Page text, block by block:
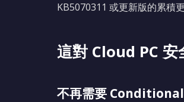
KB5070311 或更新版的累積
這對 Cloud PC
不再需要